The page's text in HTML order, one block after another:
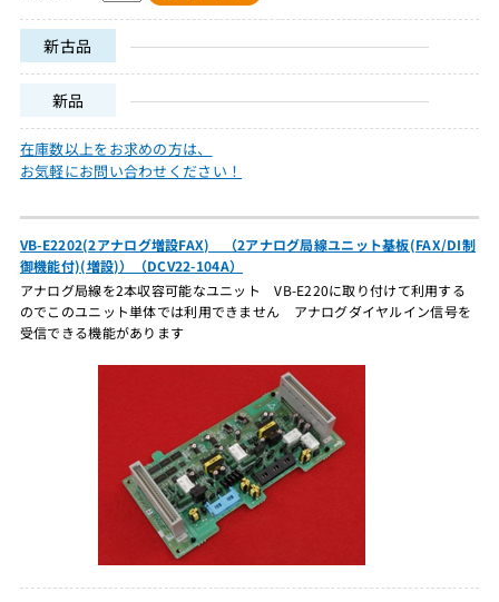
新古品
新品
在庫数以上をお求めの方は、
お気軽にお問い合わせください！
VB-E2202(2アナログ増設FAX) （2アナログ局線ユニット基板(FAX/DI制
御機能付)(増設)）（DCV22-104A）
アナログ局線を2本収容可能なユニット VB-E220に取り付けて利用する
のでこのユニット単体では利用できません アナログダイヤルイン信号を
受信できる機能があります